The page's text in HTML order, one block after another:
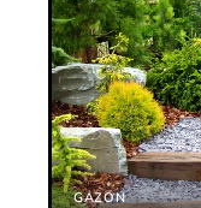
GAZON